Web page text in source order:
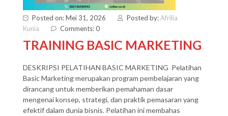
Posted on: Mei 31, 2026 Posted by:Afrilia
Kunia
Comments: 0
TRAINING BASIC MARKETING
DESKRIPSI PELATIHAN BASIC MARKETING Pelatihan
Basic Marketing merupakan program pembelajaran yang
dirancang untuk memberikan pemahaman dasar
mengenai konsep, strategi, dan praktik pemasaran yang
efektif dalam dunia bisnis. Pelatihan ini membahas